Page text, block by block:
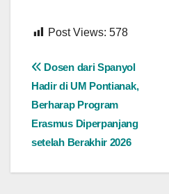
Post Views: 578
Navigasi
pos
Dosen dari Spanyol
Hadir di UM Pontianak,
Berharap Program
Erasmus Diperpanjang
setelah Berakhir 2026